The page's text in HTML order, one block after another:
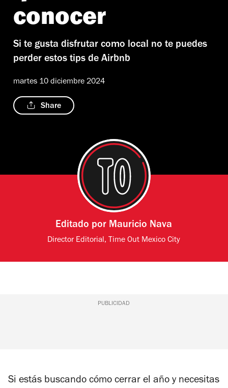
conocer
Si te gusta disfrutar como local no te puedes
perder estos tips de Airbnb
martes 10 diciembre 2024
Share
Editado por Mauricio Nava
Director Editorial, Time Out Mexico City
PUBLICIDAD
Si estás buscando cómo cerrar el año y necesitas